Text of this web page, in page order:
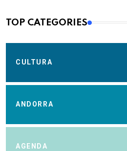
TOP CATEGORIES
CULTURA
ANDORRA
AGENDA